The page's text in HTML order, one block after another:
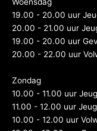
19.00 - 20.00 uur
20.00 - 21.00 uur
19.00 - 20.00 uur
20.00 - 22.00 uur
Zondag
10.00 - 11.00 uur
11.00 - 12.00 uur
10.00 - 12.00 uur